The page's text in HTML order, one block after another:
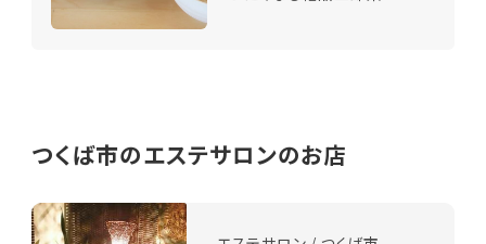
つくば市のエステサロンのお店